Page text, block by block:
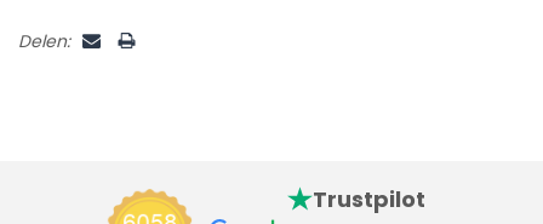
Delen:
Trustpilot